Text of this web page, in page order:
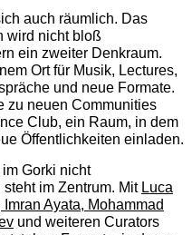
auch räumlich. Das
wird nicht bloß
ein zweiter Denkraum.
Ort für Musik, Lectures,
und neue Formate.
zu neuen Communities
Club, ein Raum, in dem
Öffentlichkeiten einladen.
Gorki nicht
im Zentrum. Mit Luca
Ayata, Mohammad
und weiteren Curators